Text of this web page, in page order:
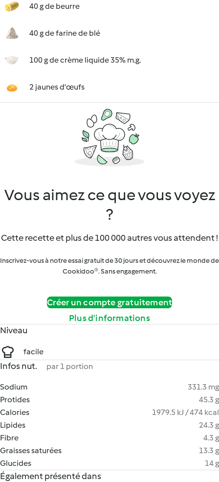
40 g de beurre
40 g de farine de blé
100 g de crème liquide 35% m.g.
2 jaunes d'œufs
Vous aimez ce que vous voyez
?
Cette recette et plus de 100 000 autres vous attendent !
Inscrivez-vous à notre essai gratuit de 30 jours et découvrez le monde de
Cookidoo®. Sans engagement.
Créer un compte gratuitement
Plus d’informations
Niveau
facile
Infos nut. par 1 portion
Sodium
331.3 mg
Protides
45.3 g
Calories
1979.5 kJ / 474 kcal
Lipides
24.3 g
Fibre
4.3 g
Graisses saturées
13.3 g
Glucides
14 g
Également présenté dans